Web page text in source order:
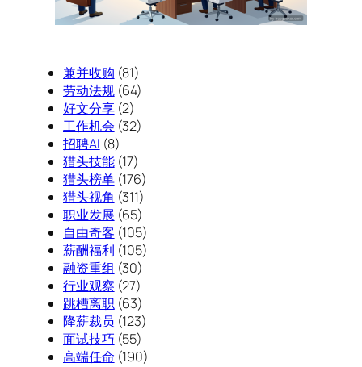
兼并收购 (81)
劳动法规(64)
好文分享(2)
工作机会 (32)
招聘AI (8)
猎头技能(17)
猎头榜单(176)
猎头视角 (311)
职业发展 (65)
自由奇客 (105)
薪酬福利 (105)
融资重组 (30)
行业观察 (27)
跳槽离职(63)
降薪裁员 (123)
面试技巧 (55)
高端任命 (190)